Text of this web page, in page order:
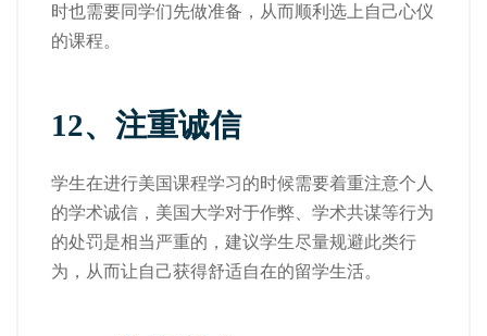
时也需要同学们先做准备，从而顺利选上自己心仪
的课程。
12、注重诚信
学生在进行美国课程学习的时候需要着重注意个人
的学术诚信，美国大学对于作弊、学术共谋等行为
的处罚是相当严重的，建议学生尽量规避此类行
为，从而让自己获得舒适自在的留学生活。